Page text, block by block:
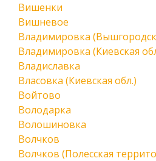
Вишенки
Вишневое
Владимировка
Владимировка (Киевская
Владиславка
Власовка (Киевская обл.)
Войтово
Володарка
Волошиновка
Волчков
Волчков (Полесская